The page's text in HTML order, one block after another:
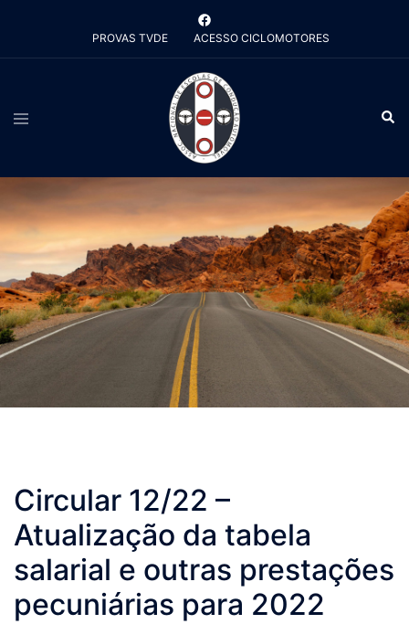
o
PROVAS TVDE ACESSO CICLOMOTORES
Alternar
menu
Circular 12/22 –
Atualização da tabela
salarial e outras prestações
pecuniárias para 2022